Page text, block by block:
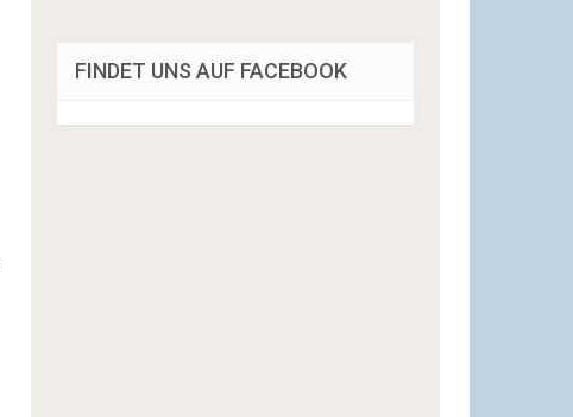
FINDET UNS AUF FACEBOOK